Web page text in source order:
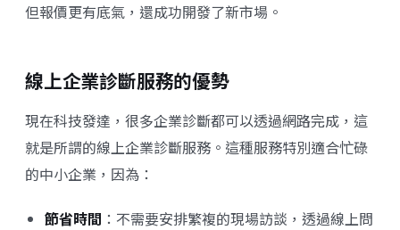
但報價更有底氣，還成功開發了新市場。
線上企業診斷服務的優勢
現在科技發達，很多企業診斷都可以透過網路完成，這
就是所謂的線上企業診斷服務 。這種服務特別適合忙碌
的中小企業，因為：
節省時間 ：不需要安排繁複的現場訪談，透過線上問